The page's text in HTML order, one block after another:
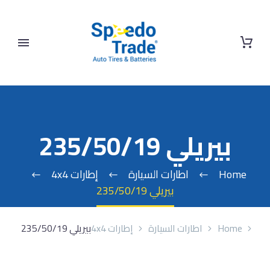
بيريلي 235/50/19
Home اطارات السيارة
إطارات 4x4
بيريلي 235/50/19
Home اطارات السيارة إطارات 4x4 بيريلي 235/50/19